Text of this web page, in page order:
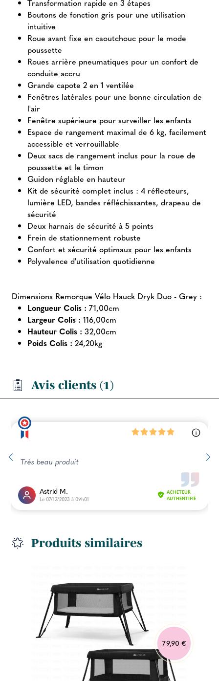
Transformation rapide en 3 étapes
Boutons de fonction gris pour une utilisation
intuitive
Roue avant fixe en caoutchouc pour le mode
poussette
Roues arrière pneumatiques pour un confort de
conduite accru
Grande capote 2 en 1 ventilée
Fenêtres latérales pour une bonne circulation de
l'air
Fenêtre supérieure pour surveiller les enfants
Espace de rangement maximal de 6 kg, facilement
accessible et verrouillable
Deux sacs de rangement inclus pour la roue de
poussette et le timon
Guidon réglable en hauteur
Kit de sécurité complet inclus : 4 réflecteurs,
lumière LED, bandes réfléchissantes, drapeau de
sécurité
Deux harnais de sécurité à 5 points
Frein de stationnement robuste
Confort et sécurité optimaux pour les enfants
Polyvalence d'utilisation quotidienne
Dimensions Remorque Vélo Hauck Dryk Duo - Grey :
Longueur Colis : 71,00cm
Largeur Colis : 116,00cm
Hauteur Colis : 32,00cm
Poids Colis : 24,20kg
Avis clients (1)
Très beau produit
Astrid M.
Le 07/12/2023 à 09h01
ACHETEUR
AUTHENTIFIÉ
Produits similaires
79,90 €